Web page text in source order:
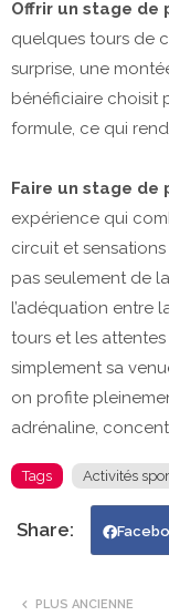
Offrir un stage de
quelques tours de
surprise, une
bénéficiaire choisit
formule, ce qui
Faire un stage de
expérience qui
circuit et
pas seulement de
l’adéquation entre
tours et les
simplement sa
on profite
adrénaline,
Tags Activités
PLUS ANCIENNE